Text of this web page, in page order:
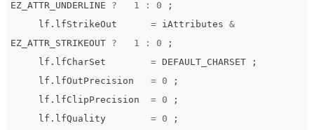
EZ_ATTR_UNDERLINE
? 1 : 0
;
lf . lfStrikeOut = iAttributes &
EZ_ATTR_STRIKEOUT ? 1 : 0
;
lf . lfCharSet = DEFAULT_CHARSET
;
lf . lfOutPrecision = 0
;
lf . lfClipPrecision = 0
;
lf . lfQuality = 0
;